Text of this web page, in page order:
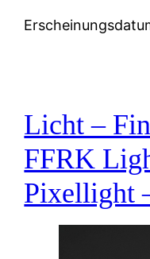
Licht –
FFRK
Pixellight